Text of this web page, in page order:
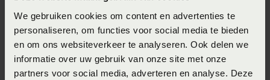
We gebruiken cookies om content en advertenties te
personaliseren, om functies voor social media te bieden
en om ons websiteverkeer te analyseren. Ook delen we
informatie over uw gebruik van onze site met onze
partners voor social media, adverteren en analyse. Deze
8715944726085
Materiaal
100% katoen satijn (Katoensatijn)
Wasinstructie